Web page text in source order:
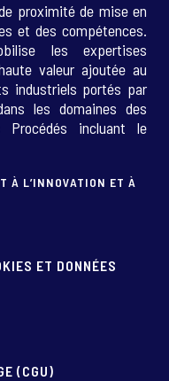
proximité de mise en
et des compétences.
les expertises
valeur ajoutée au
industriels portés par
les domaines des
Procédés incluant le
À L’INNOVATION ET À
ET DONNÉES
(CGU)